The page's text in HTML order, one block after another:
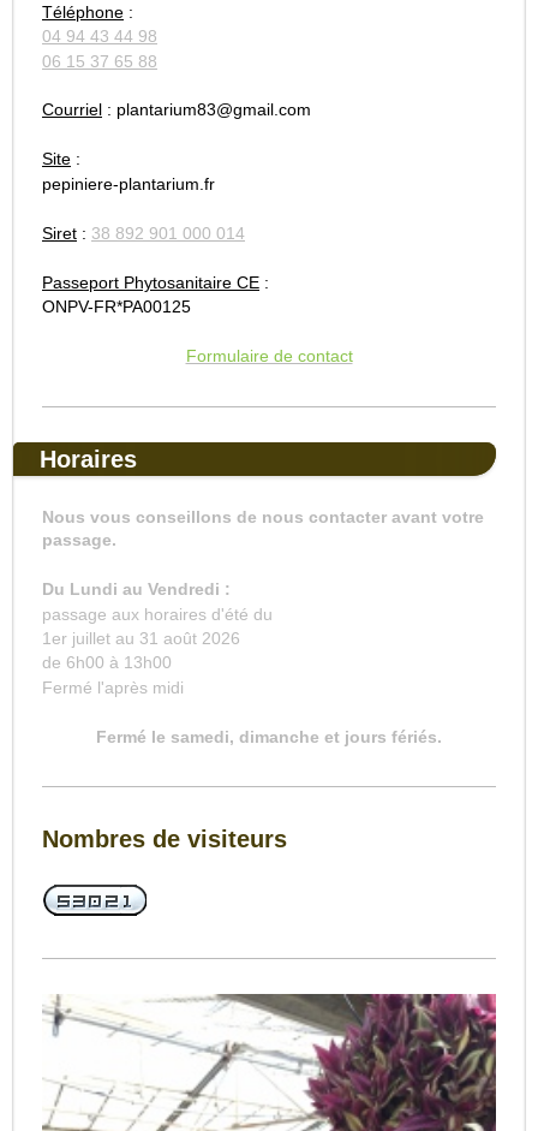
Téléphone :
04 94 43 44 98
06 15 37 65 88
Courriel : plantarium83@gmail.com
Site :
pepiniere-plantarium.fr
Siret : 38 892 901 000 014
Passeport Phytosanitaire CE :
ONPV-FR*PA00125
Formulaire de contact
Horaires
Nous vous conseillons de nous contacter avant votre
passage.
Du Lundi au Vendredi :
passage aux horaires d'été du
1er juillet au 31 août 2026
de 6h00 à 13h00
Fermé l'après midi
Fermé le samedi, dimanche et jours fériés.
Nombres de visiteurs